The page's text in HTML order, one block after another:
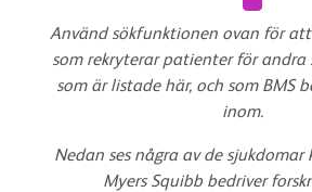
Använd sökfunktionen ovan för
som rekryterar patienter för andra
som är listade här, och som BMS
inom.
Nedan ses några av de sjukdomar
Myers Squibb bedriver